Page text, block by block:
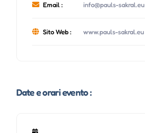
Email : info@pauls-sakral.eu
Sito Web : www.pauls-sakral.eu
Date e orari evento :